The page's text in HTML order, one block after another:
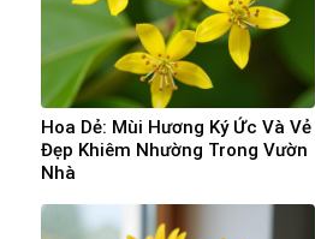
Hoa Dẻ: Mùi Hương Ký Ức Và Vẻ
Đẹp Khiêm Nhường Trong Vườn
Nhà